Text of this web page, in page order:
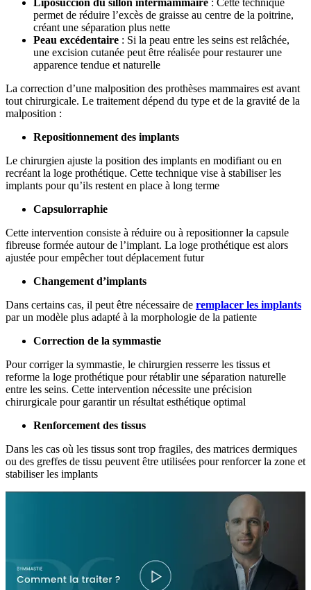
Liposuccion du sillon intermammaire : Cette technique
permet de réduire l’excès de graisse au centre de la poitrine,
créant une séparation plus nette
Peau excédentaire : Si la peau entre les seins est relâchée,
une excision cutanée peut être réalisée pour restaurer une
apparence tendue et naturelle
La correction d’une malposition des prothèses mammaires est avant
tout chirurgicale. Le traitement dépend du type et de la gravité de la
malposition :
Repositionnement des implants
Le chirurgien ajuste la position des implants en modifiant ou en
recréant la loge prothétique. Cette technique vise à stabiliser les
implants pour qu’ils restent en place à long terme
Capsulorraphie
Cette intervention consiste à réduire ou à repositionner la capsule
fibreuse formée autour de l’implant. La loge prothétique est alors
ajustée pour empêcher tout déplacement futur
Changement d’implants
Dans certains cas, il peut être nécessaire de remplacer les implants
par un modèle plus adapté à la morphologie de la patiente
Correction de la symmastie
Pour corriger la symmastie, le chirurgien resserre les tissus et
reforme la loge prothétique pour rétablir une séparation naturelle
entre les seins. Cette intervention nécessite une précision
chirurgicale pour garantir un résultat esthétique optimal
Renforcement des tissus
Dans les cas où les tissus sont trop fragiles, des matrices dermiques
ou des greffes de tissu peuvent être utilisées pour renforcer la zone et
stabiliser les implants